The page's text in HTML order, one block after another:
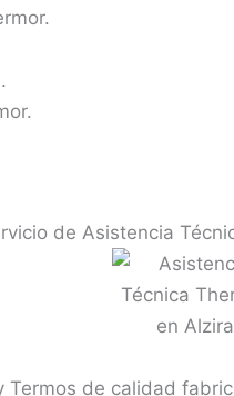
de Asistencia
Termos de calidad